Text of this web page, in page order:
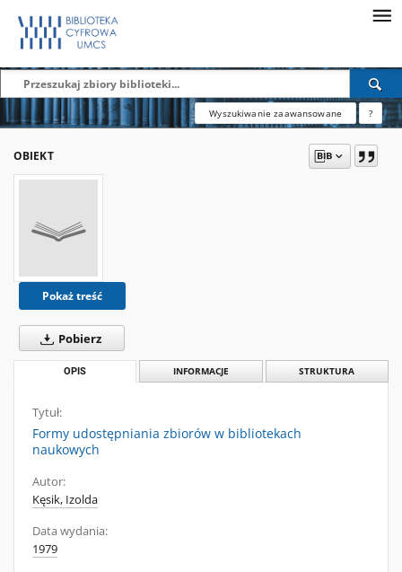
Wyszukiwanie zaawansowane ?
OBIEKT
Pokaż treść
Pobierz
OPIS INFORMACJE STRUKTURA
Tytuł:
Formy udostępniania zbiorów w bibliotekach
naukowych
Autor:
Kęsik, Izolda
Data wydania:
1979